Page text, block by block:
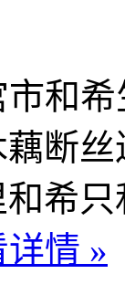
和
断
希
情 »